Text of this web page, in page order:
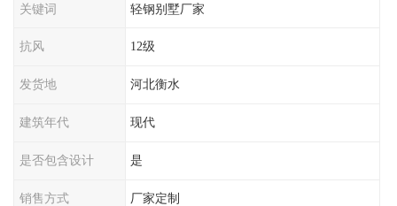
关键词 轻钢别墅厂家
抗风 12级
发货地 河北衡水
建筑年代 现代
是否包含设计 是
销售方式 厂家定制